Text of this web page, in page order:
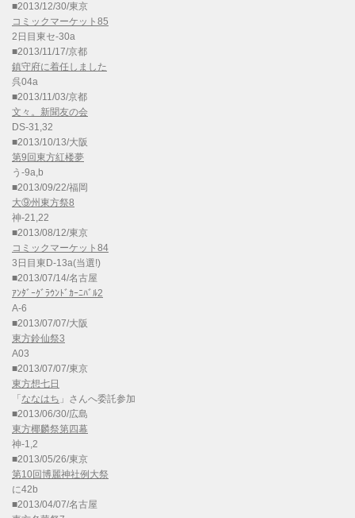
■2013/12/30/東京
コミックマーケット85
2日目東セ-30a
■2013/11/17/京都
鎮守府に着任しました
呉04a
■2013/11/03/京都
文々。新聞友の会
DS-31,32
■2013/10/13/大阪
第9回東方紅楼夢
う-9a,b
■2013/09/22/福岡
大⑨州東方祭8
神-21,22
■2013/08/12/東京
コミックマーケット84
3日目東D-13a(当選!)
■2013/07/14/名古屋
ｱﾝﾀﾞｰｸﾞﾗｳﾝﾄﾞｶｰﾆﾊﾞﾙ2
A-6
■2013/07/07/大阪
東方鈴仙祭3
A03
■2013/07/07/東京
東方想七日
「 ななはち 」さんへ委託参加
■2013/06/30/広島
東方椰麟祭第四幕
神-1,2
■2013/05/26/東京
第10回博麗神社例大祭
に42b
■2013/04/07/名古屋